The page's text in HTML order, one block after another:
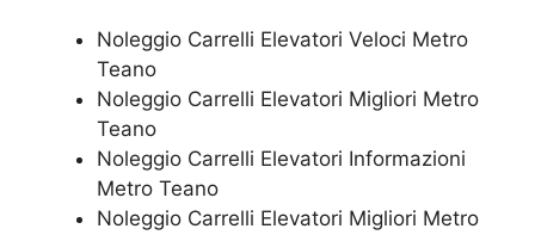
Noleggio Carrelli Elevatori Veloci Metro
Teano
Noleggio Carrelli Elevatori Migliori Metro
Teano
Noleggio Carrelli Elevatori Informazioni
Metro Teano
Noleggio Carrelli Elevatori Migliori Metro